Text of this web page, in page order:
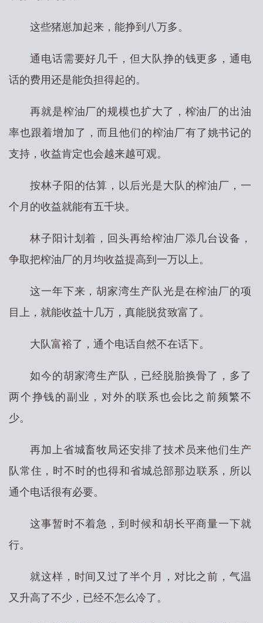
这些猪崽加起来，能挣到八万多。
通电话需要好几千，但大队挣的钱更多，通电
话的费用还是能负担得起的。
再就是榨油厂的规模也扩大了，榨油厂的出油
率也跟着增加了，而且他们的榨油厂有了姚书记的
支持，收益肯定也会越来越可观。
按林子阳的估算，以后光是大队的榨油厂，一
个月的收益就能有五千块。
林子阳计划着，回头再给榨油厂添几台设备，
争取把榨油厂的月均收益提高到一万以上。
这一年下来，胡家湾生产队光是在榨油厂的项
目上，就能收益十几万，真能脱贫致富了。
大队富裕了，通个电话自然不在话下。
如今的胡家湾生产队，已经脱胎换骨了，多了
两个挣钱的副业，对外的联系也会比之前频繁不
少。
再加上省城畜牧局还安排了技术员来他们生产
队常住，时不时的也得和省城总部那边联系，所以
通个电话很有必要。
这事暂时不着急，到时候和胡长平商量一下就
行。
就这样，时间又过了半个月，对比之前，气温
又升高了不少，已经不怎么冷了。